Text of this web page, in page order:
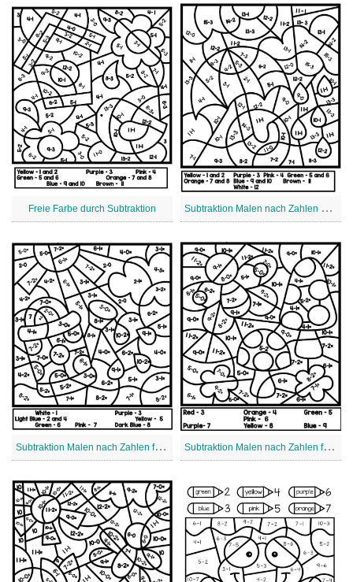
Freie Farbe durch Subtraktion S
ubtraktion Malen nach Zahlen kostenlos
S
ubtraktion Malen nach Zahlen für Kinder S
ubtraktion Malen nach Zahlen für Kinder